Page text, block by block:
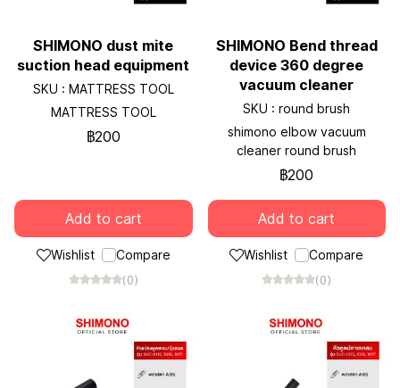
SHIMONO dust mite
suction head equipment
SKU : MATTRESS TOOL
MATTRESS TOOL
฿200
Add to cart
Wishlist Compare
(0)
SHIMONO Bend thread
device 360 degree
vacuum cleaner
SKU : round brush
shimono elbow vacuum
cleaner round brush
฿200
Add to cart
Wishlist Compare
(0)